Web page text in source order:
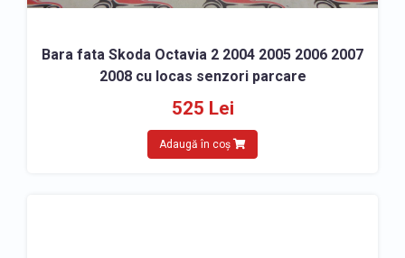
Bara fata Skoda Octavia 2 2004 2005 2006 2007
2008 cu locas senzori parcare
525 Lei
Adaugă în coș